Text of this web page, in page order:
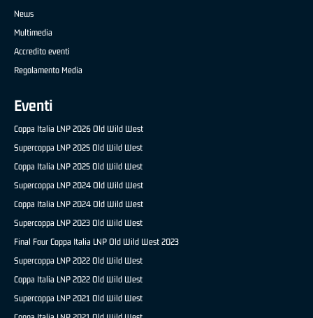
News
Multimedia
Accredito eventi
Regolamento Media
Eventi
Coppa Italia LNP 2026 Old Wild West
Supercoppa LNP 2025 Old Wild West
Coppa Italia LNP 2025 Old Wild West
Supercoppa LNP 2024 Old Wild West
Coppa Italia LNP 2024 Old Wild West
Supercoppa LNP 2023 Old Wild West
Final Four Coppa Italia LNP Old Wild West 2023
Supercoppa LNP 2022 Old Wild West
Coppa Italia LNP 2022 Old Wild West
Supercoppa LNP 2021 Old Wild West